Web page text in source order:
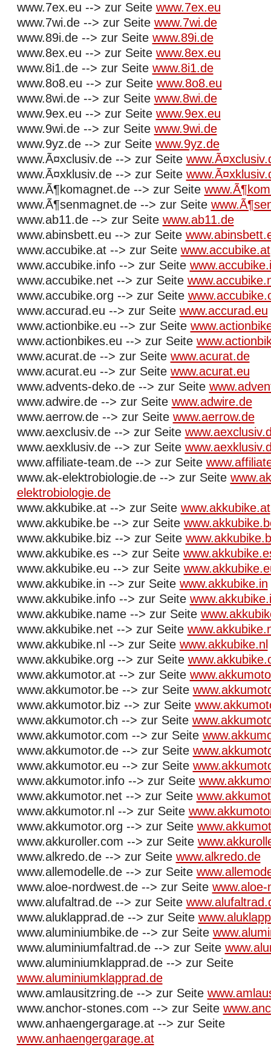
www.7ex.eu --> zur Seite www.7ex.eu
www.7wi.de --> zur Seite www.7wi.de
www.89i.de --> zur Seite www.89i.de
www.8ex.eu --> zur Seite www.8ex.eu
www.8i1.de --> zur Seite www.8i1.de
www.8o8.eu --> zur Seite www.8o8.eu
www.8wi.de --> zur Seite www.8wi.de
www.9ex.eu --> zur Seite www.9ex.eu
www.9wi.de --> zur Seite www.9wi.de
www.9yz.de --> zur Seite www.9yz.de
www.Ã¤xclusiv.de --> zur Seite
www.Ã¤xklusiv.de --> zur Seite
www.Ã¶komagnet.de --> zur Seite
www.Ã¶senmagnet.de --> zur Seite
www.ab11.de --> zur Seite www.ab11.de
www.abinsbett.eu --> zur Seite
www.accubike.at --> zur Seite www.accubike.at
www.accubike.info --> zur Seite
www.accubike.net --> zur Seite
www.accubike.org --> zur Seite
www.accurad.eu --> zur Seite www.accurad.eu
www.actionbike.eu --> zur Seite
www.actionbikes.eu --> zur Seite
www.acurat.de --> zur Seite www.acurat.de
www.acurat.eu --> zur Seite www.acurat.eu
www.advents-deko.de --> zur Seite
www.adwire.de --> zur Seite www.adwire.de
www.aerrow.de --> zur Seite www.aerrow.de
www.aexclusiv.de --> zur Seite
www.aexklusiv.de --> zur Seite
www.affiliate-team.de --> zur Seite
www.ak-elektrobiologie.de --> zur Seite
elektrobiologie.de
www.akkubike.at --> zur Seite www.akkubike.at
www.akkubike.be --> zur Seite
www.akkubike.biz --> zur Seite
www.akkubike.es --> zur Seite
www.akkubike.eu --> zur Seite
www.akkubike.in --> zur Seite www.akkubike.in
www.akkubike.info --> zur Seite
www.akkubike.name --> zur Seite
www.akkubike.net --> zur Seite
www.akkubike.nl --> zur Seite www.akkubike.nl
www.akkubike.org --> zur Seite
www.akkumotor.at --> zur Seite
www.akkumotor.be --> zur Seite
www.akkumotor.biz --> zur Seite
www.akkumotor.ch --> zur Seite
www.akkumotor.com --> zur Seite
www.akkumotor.de --> zur Seite
www.akkumotor.eu --> zur Seite
www.akkumotor.info --> zur Seite
www.akkumotor.net --> zur Seite
www.akkumotor.nl --> zur Seite
www.akkumotor.org --> zur Seite
www.akkuroller.com --> zur Seite
www.alkredo.de --> zur Seite www.alkredo.de
www.allemodelle.de --> zur Seite
www.aloe-nordwest.de --> zur Seite
www.alufaltrad.de --> zur Seite
www.aluklapprad.de --> zur Seite
www.aluminiumbike.de --> zur Seite
www.aluminiumfaltrad.de --> zur Seite
www.aluminiumklapprad.de --> zur Seite
www.aluminiumklapprad.de
www.amlausitzring.de --> zur Seite
www.anchor-stones.com --> zur Seite
www.anhaengergarage.at --> zur Seite
www.anhaengergarage.at